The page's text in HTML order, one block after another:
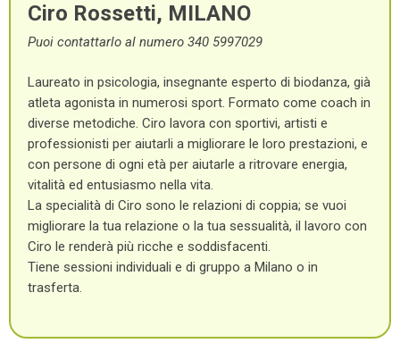
Ciro Rossetti, MILANO
Puoi contattarlo al numero 340 5997029
Laureato in psicologia, insegnante esperto di biodanza, già
atleta agonista in numerosi sport. Formato come coach in
diverse metodiche. Ciro lavora con sportivi, artisti e
professionisti per aiutarli a migliorare le loro prestazioni, e
con persone di ogni età per aiutarle a ritrovare energia,
vitalità ed entusiasmo nella vita.
La specialità di Ciro sono le relazioni di coppia; se vuoi
migliorare la tua relazione o la tua sessualità, il lavoro con
Ciro le renderà più ricche e soddisfacenti.
Tiene sessioni individuali e di gruppo a Milano o in
trasferta.